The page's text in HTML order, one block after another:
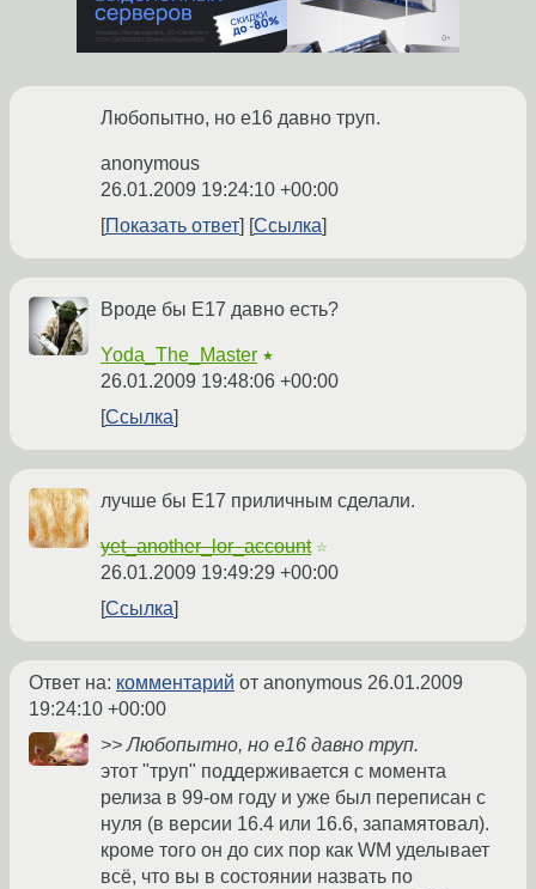
Любопытно, но е16 давно труп.
anonymous
26.01.2009 19:24:10 +00:00
Показать ответ
Ссылка
Вроде бы E17 давно есть?
Yoda_The_Master ★
26.01.2009 19:48:06 +00:00
Ссылка
лучше бы Е17 приличным сделали.
yet_another_lor_account ☆
26.01.2009 19:49:29 +00:00
Ссылка
Ответ на: комментарий от anonymous 26.01.2009
19:24:10 +00:00
>> Любопытно, но е16 давно труп.
этот "труп" поддерживается с момента
релиза в 99-ом году и уже был переписан с
нуля (в версии 16.4 или 16.6, запамятовал).
кроме того он до сих пор как WM уделывает
всё, что вы в состоянии назвать по